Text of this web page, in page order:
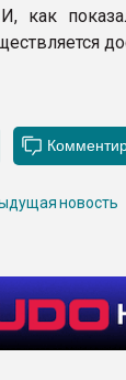
как
новость